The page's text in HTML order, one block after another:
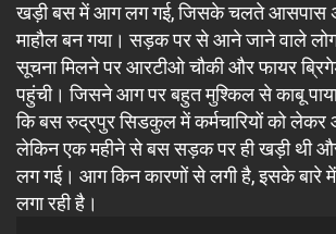
खड़ी बस में आग लग गई, जिसके चलते आसपास
माहौल बन गया। सड़क पर से आने जाने वाले लोग
सूचना मिलने पर आरटीओ चौकी और फायर
पहुंची। जिसने आग पर बहुत मुश्किल से काबू
कि बस रुद्रपुर सिडकुल में कर्मचारियों को लेकर
लेकिन एक महीने से बस सड़क पर ही खड़ी थी
लग गई। आग किन कारणों से लगी है, इसके बारे में
लगा रही है।